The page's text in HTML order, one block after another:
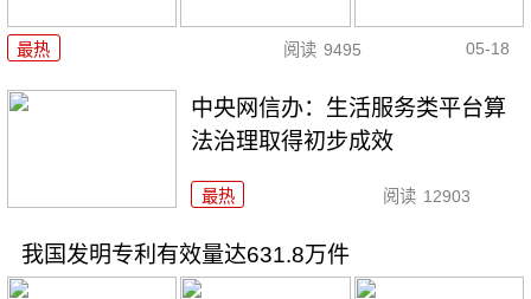
最热 阅读 9495 05-18
中央网信办：生活服务类平台算
法治理取得初步成效
最热 阅读 12903
我国发明专利有效量达631.8万件